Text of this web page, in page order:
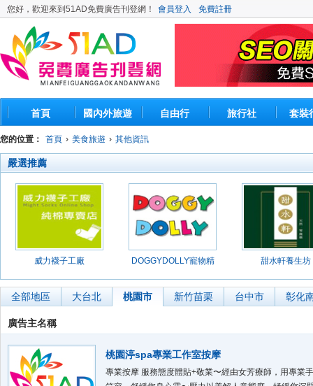
您好，歡迎來到51AD免費廣告刊登網！ 會員登入 免費註冊
首頁 國內外旅遊 自由行 旅行社 套裝
您的位置： 首頁 › 美食旅遊 › 其他資訊
嚴選推薦
威力襪子工廠
DOGGYDOLLY寵物精
甜水軒養生坊
全部地區 大台北 桃園市 新竹苗栗 台中市 彰化
廣告主名稱
桃園渟spa專業工作室按摩
專業按摩 服務態度體貼+敬業〜經由女芳療師，用專業